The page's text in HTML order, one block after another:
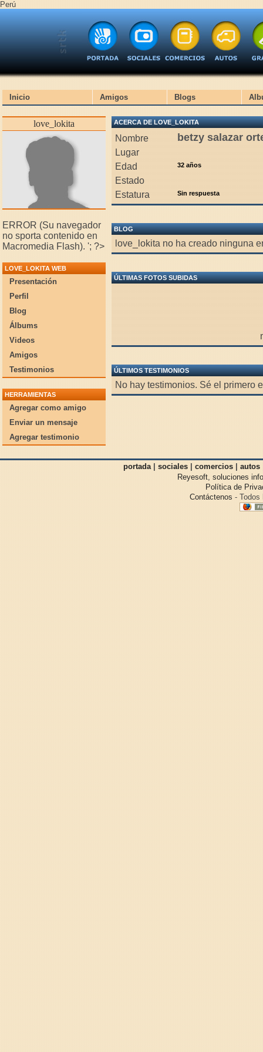
Perú
Inicio Amigos Blogs
love_lokita
ERROR (Su navegador
no sporta contenido en
Macromedia Flash). '; ?>
LOVE_LOKITA WEB
Presentación
Perfil
Blog
Álbums
Videos
Amigos
Testimonios
HERRAMIENTAS
Agregar como amigo
Enviar un mensaje
Agregar testimonio
ACERCA DE LOVE_LOKITA
Nombre betzy salazar
Lugar
Edad
32 años
Estado
Estatura
Sin respuesta
BLOG
love_lokita no ha creado ninguna
ÚLTIMAS FOTOS SUBIDAS
ÚLTIMOS TESTIMONIOS
No hay testimonios. Sé el primero
portada | sociales | comercios | autos
Reyesoft, soluciones
Política de
Contáctenos - Todos